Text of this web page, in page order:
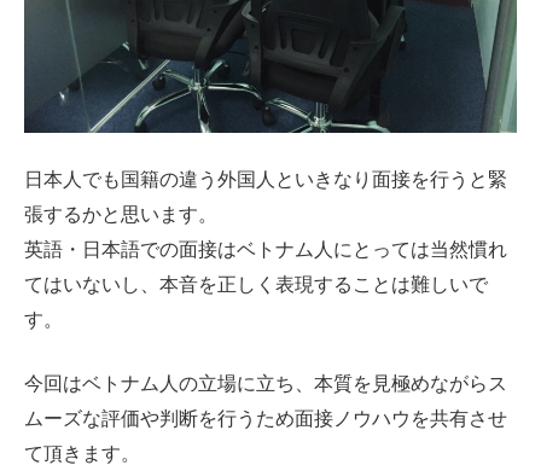
日本人でも国籍の違う外国人といきなり面接を行うと緊
張するかと思います。
英語・日本語での面接はベトナム人にとっては当然慣れ
てはいないし、本音を正しく表現することは難しいで
す。
今回はベトナム人の立場に立ち、本質を見極めながらス
ムーズな評価や判断を行うため面接ノウハウを共有させ
て頂きます。